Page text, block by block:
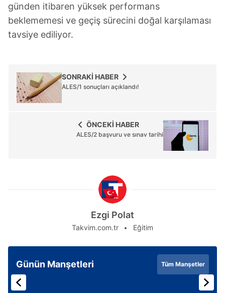
günden itibaren yüksek performans
beklememesi ve geçiş sürecini doğal karşılaması
tavsiye ediliyor.
SONRAKİ HABER
ALES/1 sonuçları açıklandı!
ÖNCEKİ HABER
ALES/2 başvuru ve sınav tarihi
Ezgi Polat
Takvim.com.tr Eğitim
Günün Manşetleri Tüm Manşetler